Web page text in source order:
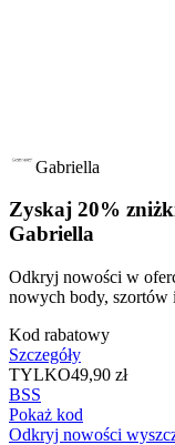
Gabriella
Zyskaj 20%
Gabriella
Odkryj nowości w
nowych body, szortów
Kod rabatowy
Szczegóły
TYLKO49,90 zł
BSS
Pokaż kod
Odkryj nowości